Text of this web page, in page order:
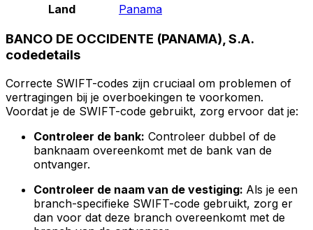
Land
Panama
BANCO DE OCCIDENTE (PANAMA), S.A.
codedetails
Correcte SWIFT-codes zijn cruciaal om problemen of
vertragingen bij je overboekingen te voorkomen.
Voordat je de SWIFT-code gebruikt, zorg ervoor dat je:
Controleer de bank: Controleer dubbel of de
banknaam overeenkomt met de bank van de
ontvanger.
Controleer de naam van de vestiging: Als je een
branch-specifieke SWIFT-code gebruikt, zorg er
dan voor dat deze branch overeenkomt met de